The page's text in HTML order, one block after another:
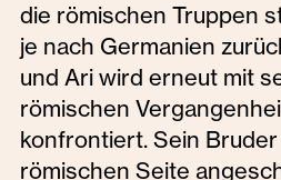
die römischen Truppen
je nach Germanien
und Ari wird erneut mit
römischen
konfrontiert. Sein
römischen Seite